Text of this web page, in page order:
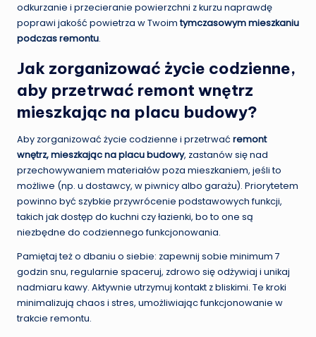
odkurzanie i przecieranie powierzchni z kurzu naprawdę
poprawi jakość powietrza w Twoimtymczasowym mieszkaniu
podczas remontu.
Jak zorganizować życie codzienne,
aby przetrwać remont wnętrz
mieszkając na placu budowy?
Aby zorganizować życie codzienne i przetrwać remont
wnętrz, mieszkając na placu budowy, zastanów się nad
przechowywaniem materiałów poza mieszkaniem, jeśli to
możliwe (np. u dostawcy, w piwnicy albo garażu). Priorytetem
powinno być szybkie przywrócenie podstawowych funkcji,
takich jak dostęp do kuchni czy łazienki, bo to one są
niezbędne do codziennego funkcjonowania.
Pamiętaj też o dbaniu o siebie: zapewnij sobie minimum 7
godzin snu, regularnie spaceruj, zdrowo się odżywiaj i unikaj
nadmiaru kawy. Aktywnie utrzymuj kontakt z bliskimi. Te kroki
minimalizują chaos i stres, umożliwiając funkcjonowanie w
trakcie remontu.